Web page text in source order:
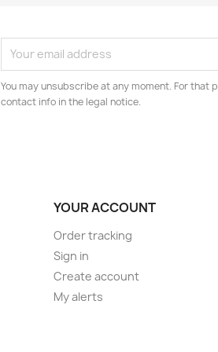
You may unsubscribe at any moment. For that
contact info in the legal notice.
YOUR ACCOUNT
Order tracking
Sign in
Create account
My alerts